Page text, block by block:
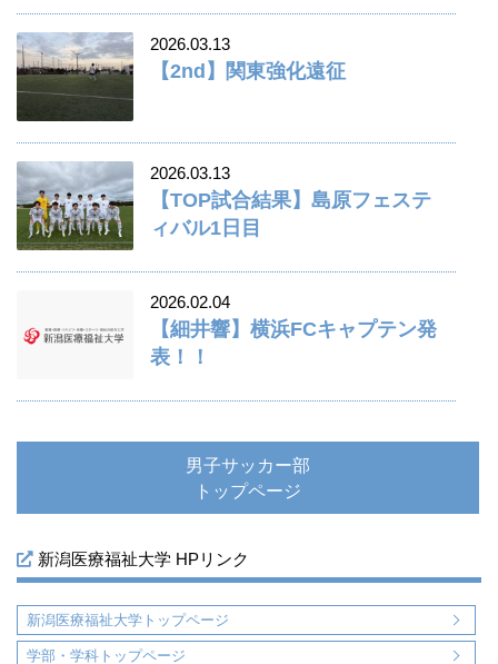
2026.03.13
【2nd】関東強化遠征
2026.03.13
【TOP試合結果】島原フェステ
ィバル1日目
2026.02.04
【細井響】横浜FCキャプテン発
表！！
男子サッカー部
トップページ
新潟医療福祉大学 HPリンク
新潟医療福祉大学トップページ
学部・学科トップページ